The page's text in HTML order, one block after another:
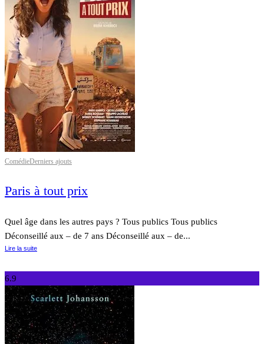
ComédieDerniers ajouts
Paris à tout prix
Quel âge dans les autres pays ? Tous publics Tous publics
Déconseillé aux – de 7 ans Déconseillé aux – de...
Lire la suite
6.9